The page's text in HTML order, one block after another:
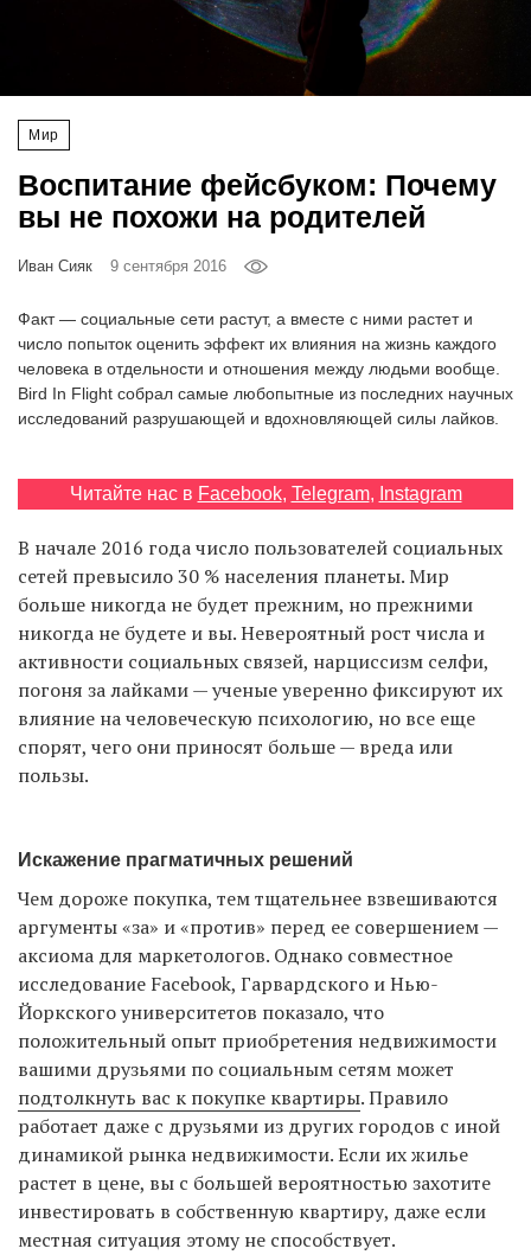
EN
UA
Мир
Воспитание фейсбуком: Почему
вы не похожи на родителей
Иван Сияк 9 сентября 2016
Факт — социальные сети растут, а вместе с ними растет и
число попыток оценить эффект их влияния на жизнь каждого
человека в отдельности и отношения между людьми вообще.
Bird In Flight cобрал самые любопытные из последних научных
исследований разрушающей и вдохновляющей силы лайков.
Читайте нас в Facebook, Telegram, Instagram
В начале 2016 года число пользователей социальных
сетей превысило 30 % населения планеты. Мир
больше никогда не будет прежним, но прежними
никогда не будете и вы. Невероятный рост числа и
активности социальных связей, нарциссизм селфи,
погоня за лайками — ученые уверенно фиксируют их
влияние на человеческую психологию, но все еще
спорят, чего они приносят больше — вреда или
пользы.
Искажение прагматичных решений
Чем дороже покупка, тем тщательнее взвешиваются
аргументы «за» и «против» перед ее совершением —
аксиома для маркетологов. Однако совместное
исследование Facebook, Гарвардского и Нью-
Йоркского университетов показало, что
положительный опыт приобретения недвижимости
вашими друзьями по социальным сетям может
подтолкнуть вас к покупке квартиры. Правило
работает даже с друзьями из других городов с иной
динамикой рынка недвижимости. Если их жилье
растет в цене, вы с большей вероятностью захотите
инвестировать в собственную квартиру, даже если
местная ситуация этому не способствует.